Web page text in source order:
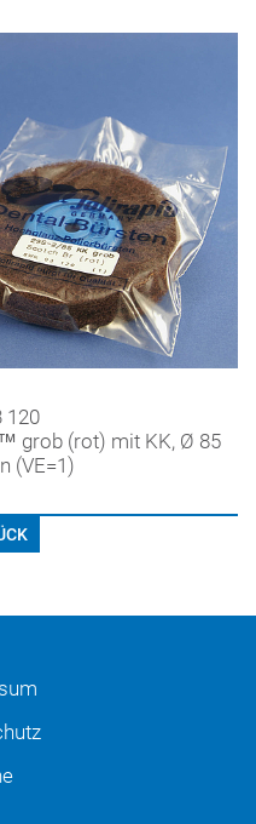
120
grob (rot) mit KK, Ø 85
(VE=1)